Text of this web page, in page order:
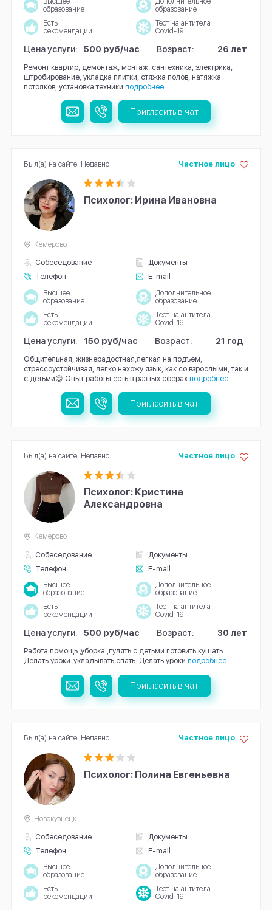
образование
образование
Есть
рекомендации
Тест на антитела
Covid-19
Цена услуги: 500 руб/час Возраст: 26 лет
Ремонт квартир, демонтаж, монтаж, сантехника, электрика,
штробирование, укладка плитки, стяжка полов, натяжка
потолков, установка техники подробнее
Пригласить в чат
Психолог: Ирина Ивановна
Собеседование
Документы
Телефон
E-mail
Частное лицо
Кемерово
Высшее
образование
Дополнительное
образование
Есть
рекомендации
Тест на антитела
Covid-19
Цена услуги: 150 руб/час Возраст: 21 год
Общительная, жизнерадостная,легкая на подъем,
стрессоустойчивая, легко нахожу язык, как со взрослыми, так и
с детьми😊 Опыт работы есть в разных сферах подробнее
Был(а) на сайте: Недавно
Пригласить в чат
Психолог: Кристина
Александровна
Собеседование
Документы
Телефон
E-mail
Частное лицо
Кемерово
Высшее
образование
Дополнительное
образование
Есть
рекомендации
Тест на антитела
Covid-19
Цена услуги: 500 руб/час Возраст: 30 лет
Работа помощь ,уборка ,гулять с детьми готовить кушать.
Делать уроки ,укладывать спать. Делать уроки подробнее
Был(а) на сайте: Недавно
Пригласить в чат
Психолог: Полина Евгеньевна
Собеседование
Документы
Телефон
E-mail
Частное лицо
Новокузнецк
Высшее
образование
Дополнительное
образование
Есть
рекомендации
Тест на антитела
Covid-19
Был(а) на сайте: Недавно